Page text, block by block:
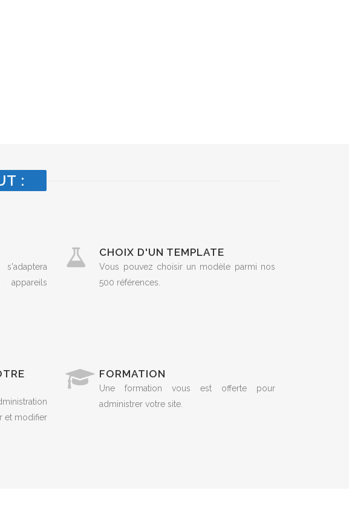
:
appareils
CHOIX D'UN TEMPLATE
Vous pouvez choisir un modèle parmi nos
500 références.
et modifier
FORMATION
Une formation vous est offerte pour
administrer votre site.